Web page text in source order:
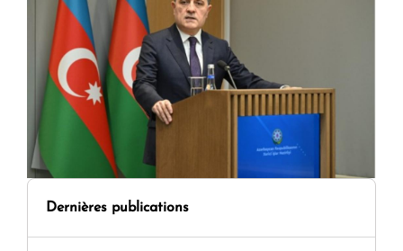
Dernières publications